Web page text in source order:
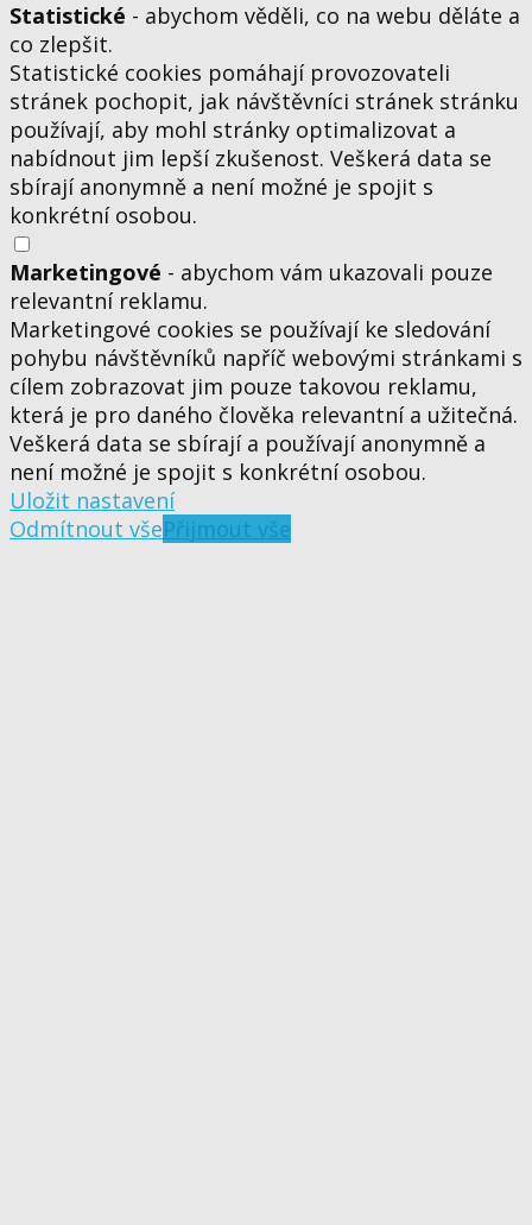
Statistické - abychom věděli, co na webu děláte a
co zlepšit.
Statistické cookies pomáhají provozovateli
stránek pochopit, jak návštěvníci stránek stránku
používají, aby mohl stránky optimalizovat a
nabídnout jim lepší zkušenost. Veškerá data se
sbírají anonymně a není možné je spojit s
konkrétní osobou.
Marketingové - abychom vám ukazovali pouze
relevantní reklamu.
Marketingové cookies se používají ke sledování
pohybu návštěvníků napříč webovými stránkami s
cílem zobrazovat jim pouze takovou reklamu,
která je pro daného člověka relevantní a užitečná.
Veškerá data se sbírají a používají anonymně a
není možné je spojit s konkrétní osobou.
Uložit nastavení
Odmítnout všePřijmout vše